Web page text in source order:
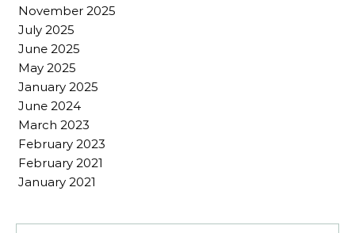
November 2025
July 2025
June 2025
May 2025
January 2025
June 2024
March 2023
February 2023
February 2021
January 2021